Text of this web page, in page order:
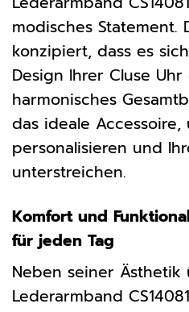
modisches Statement.
konzipiert, dass es
Design Ihrer Cluse
harmonisches
das ideale Accessoire,
personalisieren und
unterstreichen.
Komfort und
für jeden Tag
Neben seiner
Lederarmband